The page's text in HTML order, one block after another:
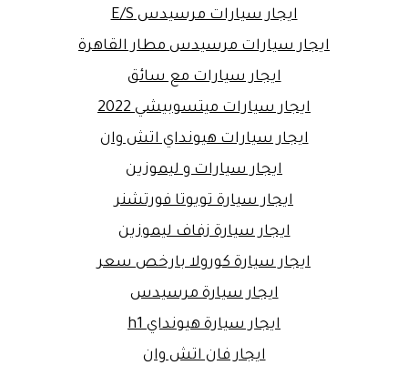
ايجار سيارات مرسيدس E/S
ايجار سيارات مرسيدس مطار القاهرة
ايجار سيارات مع سائق
ايجار سيارات ميتسوبيشي 2022
ايجار سيارات هيونداي اتش وان
ايجار سيارات و ليموزين
ايجار سيارة تويوتا فورتشنر
ايجار سيارة زفاف ليموزين
ايجار سيارة كورولا بارخص سعر
ايجار سيارة مرسيدس
ايجار سيارة هيونداي h1
ايجار فان اتش وان